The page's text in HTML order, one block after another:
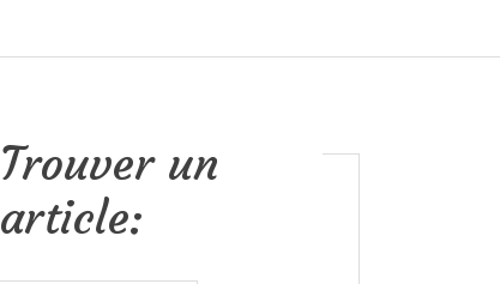
Trouver un
article: